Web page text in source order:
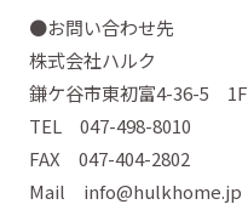
●お問い合わせ先
株式会社ハルク
鎌ケ谷市東初富4-36-5 1F
TEL 047-498-8010
FAX 047-404-2802
Mail info@hulkhome.jp